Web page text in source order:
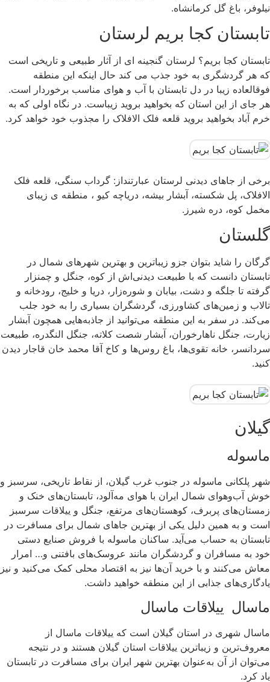
نیلوفر، باغ گل کرمانشاه.
تابستان کجا بریم لرستان
تابستان کجا بریم؟ لرستان گنجینه ای از آثار طبیعی و تاریخی است
که هر گردشگری به خود جذب می کند حال اینکه این منطقه
فوقالعاده زیبا در دل تابستان با آب و هوای مناسب برخوردار است.
هر جای از این استان که بخواهید بروید زیباست. در نگاه اولی که به
خرم آباد بخواهید بروید قلعه فلک الافلاک را مجذوب خود خواهد کرد.
برخی از جاهای دیدنی لرستان عبارتنداز: گرداب سنگی، قلعه فلک
الافلاک، پل شکسته، آبشار بیشه، دریاچه کیو ، منطقه ی زیبای
مخمل کوه، دره شیرز.
گلستان
گرگان را شاید بتوان جزو زیباترین و بهترین شهرهای شمال در
تابستان دانست که با طبیعت دیدنی‌اش از کوه، جنگل و چمنزار
گرفته تا جلگه و دشت، بیابان و شوره‌زار، دریا و خلیج، رودخانه و
تالاب و زمین‌های کشاورزی، گردشگران بسیاری را به خود جلب
می‌کند. در سفر به این منطقه می‌توانید از جاذبه‌هایی همچون آبشار
زیارت، جنگل ناهارخوران، آبشار شصت کلاته، جنگل النگدره، طبیعت
سردانسر، خانه‌ تقوی‌ها، باغ روس‌ها و کاخ آقا محمد خان قاجار دیدن
کنید.
گیلان
ماسوله
شهر پلکانی ماسوله در جنوب غرب گیلان،‌ از نقاط تاریخی، سرسبز و
خوش آب‌وهوای شمال ایران با هوای مه‌آلود، تابستان‌های خنک و
زمستان‌های پربرف، کوهستان‌های مرتفع، جنگل و ییلاقات سرسبز
است و به همین دلیل یکی از بهترین جاهای شمال برای مسافرت در
تابستان به حساب می‌آید. ساکنان ماسوله با فروش صنایع دستی
خود به مسافران و گردشگران مانند عروسک‌های بافتنی و… امرار
معاش می‌کنند و با خرید آن‌ها نیز به اقتصاد محلی کمک می‌کنید و نیز
یادگاری‌های جذابی از این منطقه خواهید داشت.
ماسال ییلاقات ماسال
ماسال شهری در استان گیلان است که ییلاقات ماسال از
معروف‌ترین و زیباترین ییلاقات استان گیلان هستند و در نتیجه
می‌توان از آن به‌عنوان بهترین شهر ایران برای مسافرت در تابستان
یاد کرد.